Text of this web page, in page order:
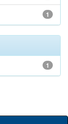
1
1